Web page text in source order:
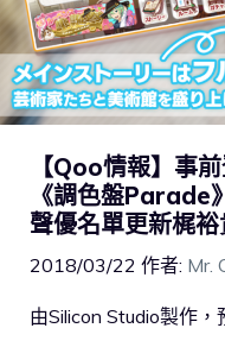
【Qoo情報】事
《調色盤Parade
聲優名單更新梶裕
2018/03/22 作者: Mr.
由Silicon Studio製作，